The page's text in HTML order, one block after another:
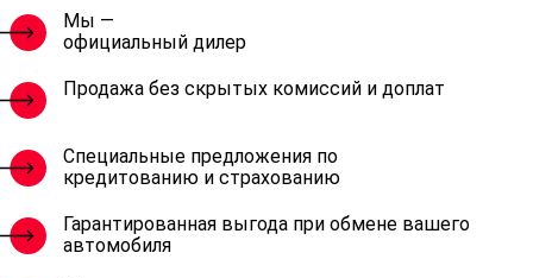
Мы —
официальный дилер
Продажа без скрытых комиссий и доплат
Специальные предложения по
кредитованию и страхованию
Гарантированная выгода при обмене вашего
автомобиля